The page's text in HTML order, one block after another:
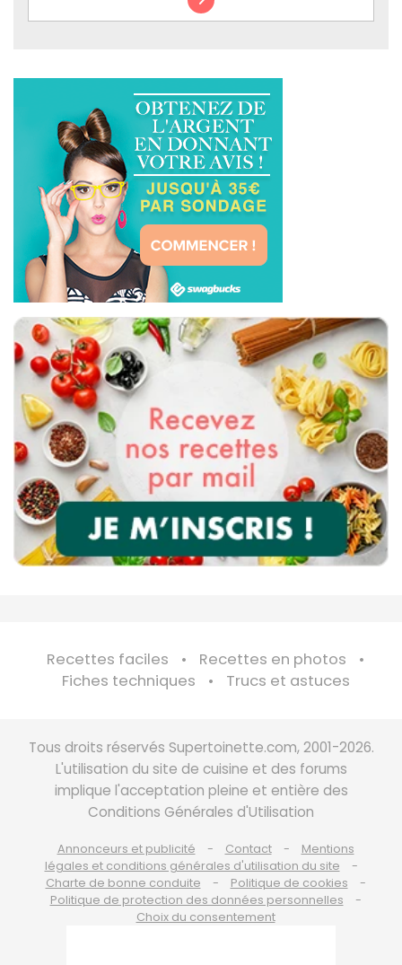
Recettes faciles
Recettes en photos
Fiches techniques
Trucs et astuces
Tous droits réservés Supertoinette.com, 2001-2026.
L'utilisation du site de cuisine et des forums
implique l'acceptation pleine et entière des
Conditions Générales d'Utilisation
Annonceurs et publicité Contact
Mentions
légales et conditions générales d'utilisation du site
Charte de bonne conduite
Politique de cookies
Politique de protection des données personnelles
Choix du consentement